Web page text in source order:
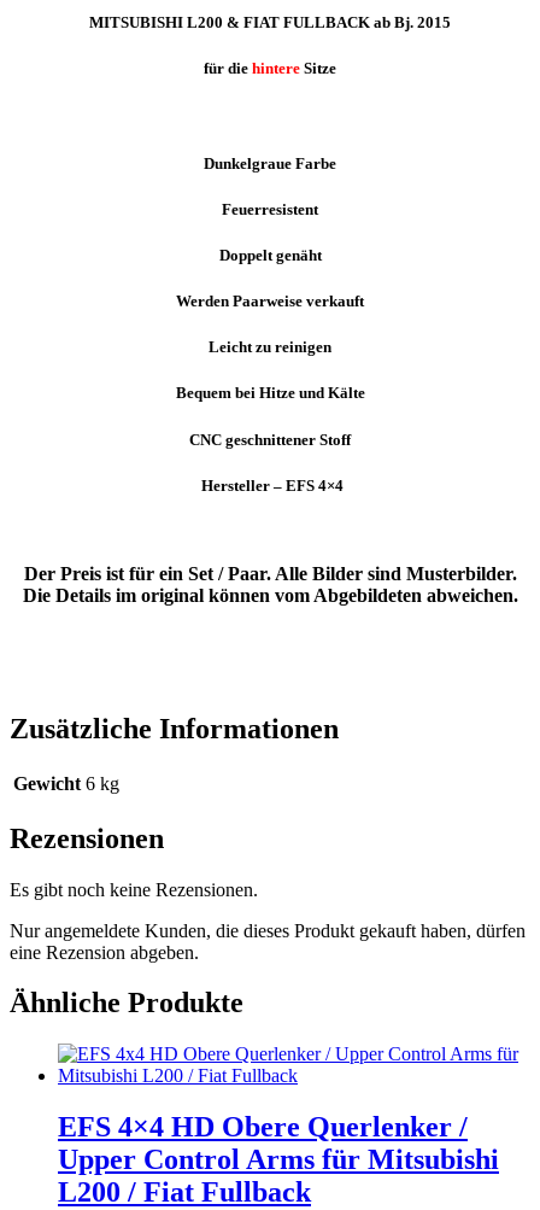
MITSUBISHI L200 & FIAT FULLBACK ab Bj. 2015
für die hintere Sitze
Dunkelgraue Farbe
Feuerresistent
Doppelt genäht
Werden Paarweise verkauft
Leicht zu reinigen
Bequem bei Hitze und Kälte
CNC geschnittener Stoff
Hersteller – EFS 4×4
Der Preis ist für ein Set / Paar. Alle Bilder sind Musterbilder.
Die Details im original können vom Abgebildeten abweichen.
Zusätzliche Informationen
Gewicht 6 kg
Rezensionen
Es gibt noch keine Rezensionen.
Nur angemeldete Kunden, die dieses Produkt gekauft haben, dürfen
eine Rezension abgeben.
Ähnliche Produkte
EFS 4×4 HD Obere Querlenker /
Upper Control Arms für Mitsubishi
L200 / Fiat Fullback